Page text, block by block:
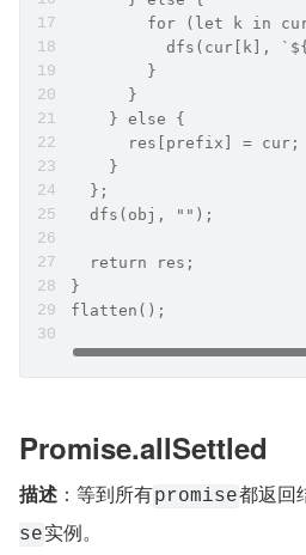
for (let k in
dfs(cur[k],
        }
      }
    } else {
      res[prefix] = cur;
    }
  };
  dfs(obj, "");
  return res;
}
flatten();
Promise.allSettled
描述 ：等到所有promise都返回
se实例。